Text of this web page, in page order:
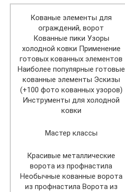
Кованые элементы для
ограждений, ворот
Кованные пики Узоры
холодной ковки Применение
готовых кованных элементов
Наиболее популярные готовые
кованные элементы Эскизы
(+100 фото кованных узоров)
Инструменты для холодной
ковки
Мастер классы
Красивые металлические
ворота из профнастила
Необычные кованные ворота
из профнастила Ворота из